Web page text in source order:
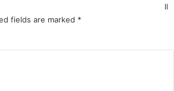
ll
fields are marked *